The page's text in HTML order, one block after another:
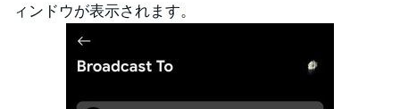
ィンドウが表示されます。